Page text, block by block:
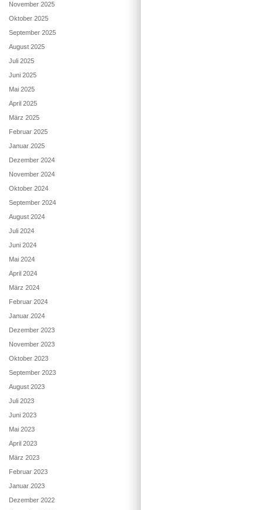
November 2025
Oktober 2025
September 2025
August 2025
Juli 2025
Juni 2025
Mai 2025
April 2025
März 2025
Februar 2025
Januar 2025
Dezember 2024
November 2024
Oktober 2024
September 2024
August 2024
Juli 2024
Juni 2024
Mai 2024
April 2024
März 2024
Februar 2024
Januar 2024
Dezember 2023
November 2023
Oktober 2023
September 2023
August 2023
Juli 2023
Juni 2023
Mai 2023
April 2023
März 2023
Februar 2023
Januar 2023
Dezember 2022